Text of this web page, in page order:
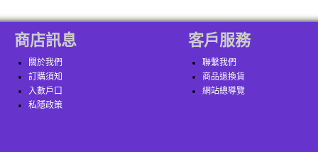
商店訊息
關於我們
訂購須知
入數戶口
私隱政策
客戶服務
聯繫我們
商品退換貨
網站總導覽